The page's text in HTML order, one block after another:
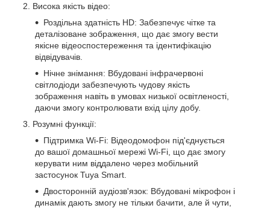
Висока якість відео:
Роздільна здатність HD: Забезпечує чітке та
деталізоване зображення, що дає змогу вести
якісне відеоспостереження та ідентифікацію
відвідувачів.
Нічне знімання: Вбудовані інфрачервоні
світлодіоди забезпечують чудову якість
зображення навіть в умовах низької освітленості,
даючи змогу контролювати вхід цілу добу.
Розумні функції:
Підтримка Wi-Fi: Відеодомофон під'єднується
до вашої домашньої мережі Wi-Fi, що дає змогу
керувати ним віддалено через мобільний
застосунок Tuya Smart.
Двосторонній аудіозв'язок: Вбудовані мікрофон і
динамік дають змогу не тільки бачити, але й чути,